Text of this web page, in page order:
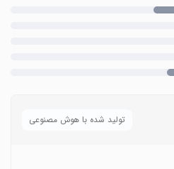
تولید شده با هوش مصنوعی